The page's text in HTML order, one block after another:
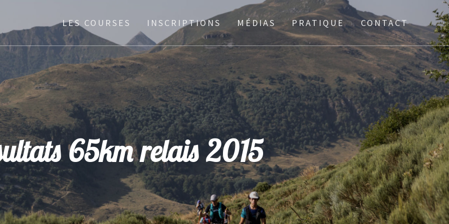
LES COURSES INSCRIPTIONS MÉDIAS PRATIQUE CONTACT
65km relais 2015